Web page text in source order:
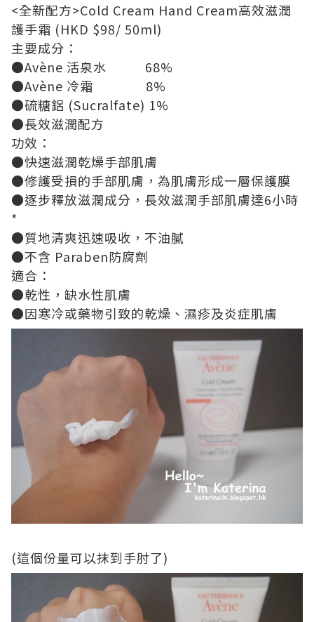
<全新配方>Cold Cream Hand Cream高效滋潤
護手霜 (HKD $98/ 50ml)
主要成分：
●Avène 活泉水 68%
●Avène 冷霜 8%
●硫糖鋁 (Sucralfate) 1%
●長效滋潤配方
功效：
●快速滋潤乾燥手部肌膚
●修護受損的手部肌膚，為肌膚形成一層保護膜
●逐步釋放滋潤成分，長效滋潤手部肌膚達6小時
*
●質地清爽迅速吸收，不油膩
●不含 Paraben防腐劑
適合：
●乾性，缺水性肌膚
●因寒冷或藥物引致的乾燥、濕疹及炎症肌膚
(這個份量可以抹到手肘了)